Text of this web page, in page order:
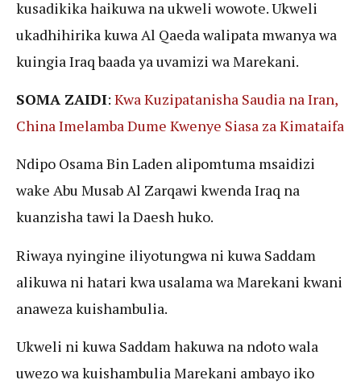
kusadikika haikuwa na ukweli wowote. Ukweli
ukadhihirika kuwa Al Qaeda walipata mwanya wa
kuingia Iraq baada ya uvamizi wa Marekani.
SOMA ZAIDI: Kwa Kuzipatanisha Saudia na Iran,
China Imelamba Dume Kwenye Siasa za Kimataifa
Ndipo Osama Bin Laden alipomtuma msaidizi
wake Abu Musab Al Zarqawi kwenda Iraq na
kuanzisha tawi la Daesh huko.
Riwaya nyingine iliyotungwa ni kuwa Saddam
alikuwa ni hatari kwa usalama wa Marekani kwani
anaweza kuishambulia.
Ukweli ni kuwa Saddam hakuwa na ndoto wala
uwezo wa kuishambulia Marekani ambayo iko